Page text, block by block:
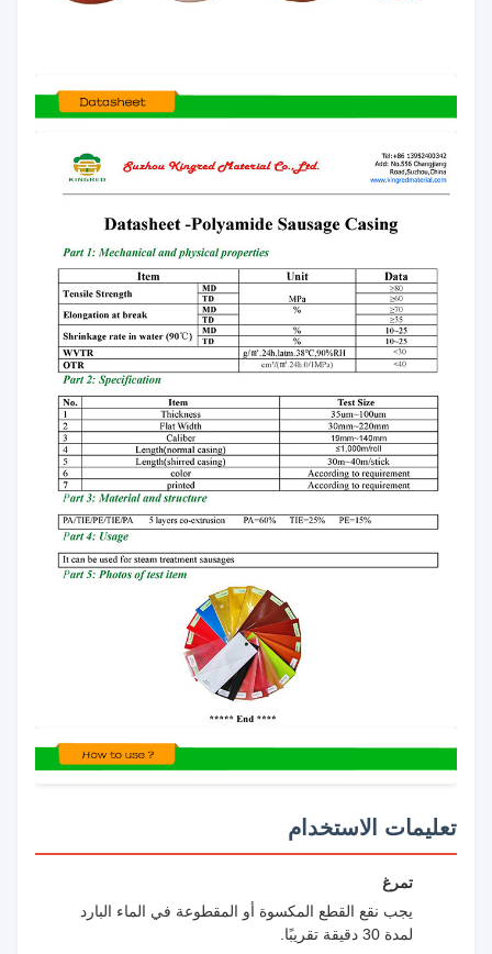
تعليمات الاستخدام
تمرغ
يجب نقع القطع المكسوة أو المقطوعة في الماء البارد
لمدة 30 دقيقة تقريبًا.